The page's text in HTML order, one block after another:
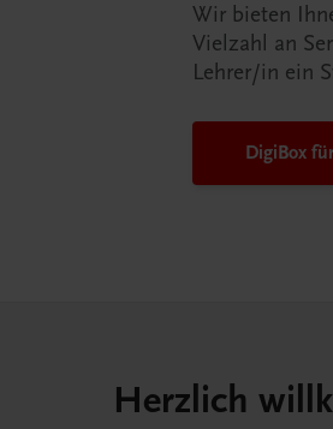
Wir bieten
Vielzahl an
Lehrer/in ein
DigiBox
Herzlich